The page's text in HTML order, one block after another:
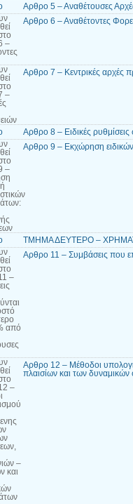
Αρθρο 5 – Αναθέτουσες
–
Αρθρο 6 – Αναθέτοντες
–
Αρθρο 7 – Κεντρικές αρχές
Αρθρο 8 – Ειδικές ρυθμίσεις
–
Αρθρο 9 – Εκχώρηση
ΤΜΗΜΑ ΔΕΥΤΕΡΟ –
–
από
Αρθρο 11 – Συμβάσεις που
–
–
και
Αρθρο 12 – Μέθοδοι
πλαισίων και των